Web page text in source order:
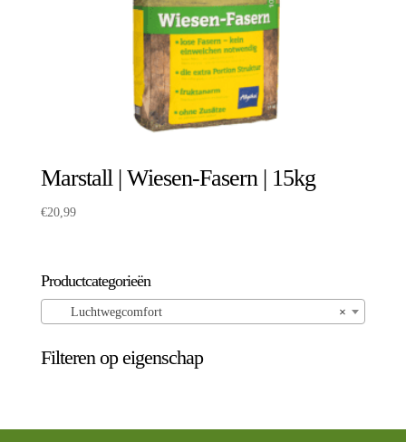
Marstall | Wiesen-Fasern | 15kg
€20,99
Productcategorieën
×
Luchtwegcomfort
Filteren op eigenschap